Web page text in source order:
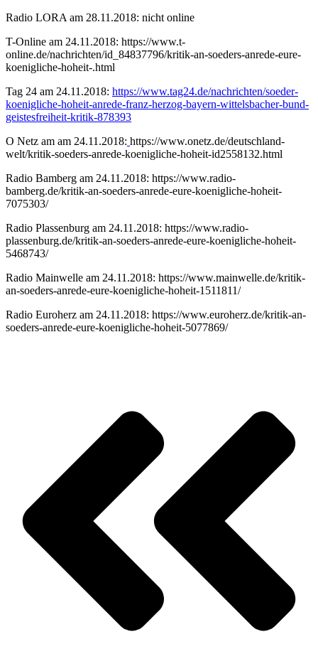
Radio LORA am 28.11.2018: nicht online
T-Online am 24.11.2018: https://www.t-
online.de/nachrichten/id_84837796/kritik-an-soeders-anrede-eure-
koenigliche-hoheit-.html
Tag 24 am 24.11.2018: https://www.tag24.de/nachrichten/soeder-
koenigliche-hoheit-anrede-franz-herzog-bayern-wittelsbacher-bund-
geistesfreiheit-kritik-878393
O Netz am am 24.11.2018: https://www.onetz.de/deutschland-
welt/kritik-soeders-anrede-koenigliche-hoheit-id2558132.html
Radio Bamberg am 24.11.2018: https://www.radio-
bamberg.de/kritik-an-soeders-anrede-eure-koenigliche-hoheit-
7075303/
Radio Plassenburg am 24.11.2018: https://www.radio-
plassenburg.de/kritik-an-soeders-anrede-eure-koenigliche-hoheit-
5468743/
Radio Mainwelle am 24.11.2018: https://www.mainwelle.de/kritik-
an-soeders-anrede-eure-koenigliche-hoheit-1511811/
Radio Euroherz am 24.11.2018: https://www.euroherz.de/kritik-an-
soeders-anrede-eure-koenigliche-hoheit-5077869/